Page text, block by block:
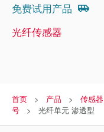
免费试用产品
光纤传感器
首页 产品 传感器
号
光纤单元 渗透型